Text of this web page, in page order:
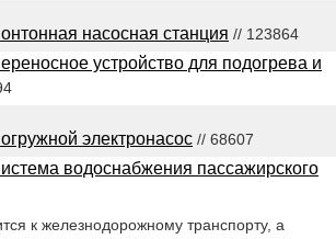
насосная станция // 123864
устройство для подогрева и
электронасос // 68607
водоснабжения пассажирского
к железнодорожному транспорту, а